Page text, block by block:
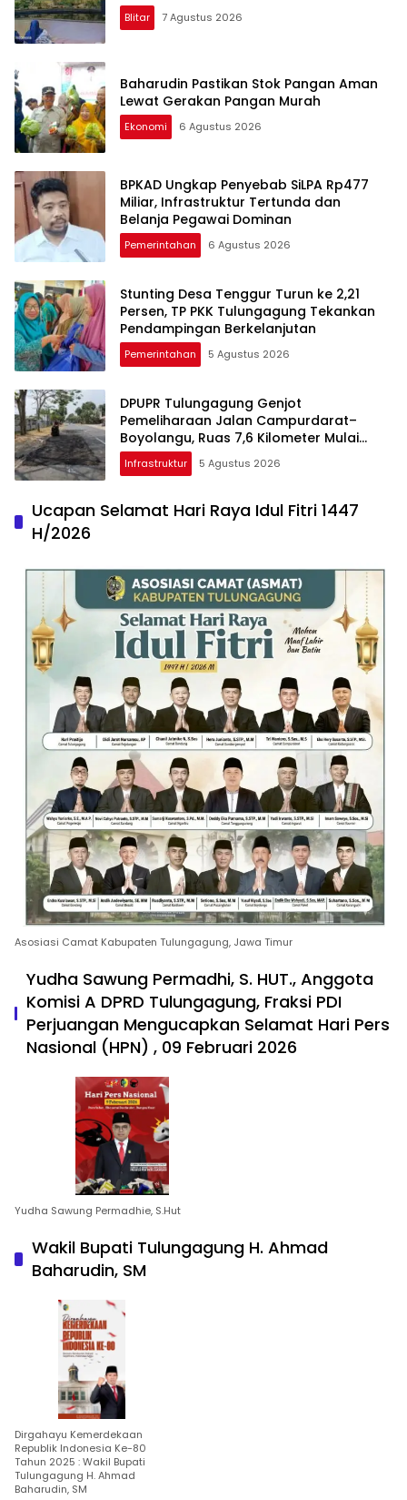
Blitar 7 Agustus 2026
Baharudin Pastikan Stok Pangan Aman
Lewat Gerakan Pangan Murah
Ekonomi 6 Agustus 2026
BPKAD Ungkap Penyebab SiLPA Rp477
Miliar, Infrastruktur Tertunda dan
Belanja Pegawai Dominan
Pemerintahan 6 Agustus 2026
Stunting Desa Tenggur Turun ke 2,21
Persen, TP PKK Tulungagung Tekankan
Pendampingan Berkelanjutan
Pemerintahan 5 Agustus 2026
DPUPR Tulungagung Genjot
Pemeliharaan Jalan Campurdarat–
Boyolangu, Ruas 7,6 Kilometer Mulai
Diperbaiki
Infrastruktur 5 Agustus 2026
Ucapan Selamat Hari Raya Idul Fitri 1447
H/2026
Asosiasi Camat Kabupaten Tulungagung, Jawa Timur
Yudha Sawung Permadhi, S. HUT., Anggota
Komisi A DPRD Tulungagung, Fraksi PDI
Perjuangan Mengucapkan Selamat Hari Pers
Nasional (HPN) , 09 Februari 2026
Yudha Sawung Permadhie, S.Hut
Wakil Bupati Tulungagung H. Ahmad
Baharudin, SM
Dirgahayu Kemerdekaan
Republik Indonesia Ke-80
Tahun 2025 : Wakil Bupati
Tulungagung H. Ahmad
Baharudin, SM